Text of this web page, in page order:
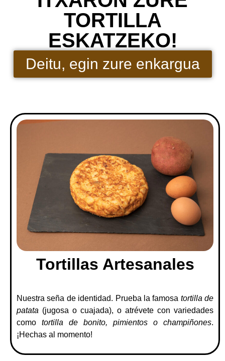
TORTILLA
ESKATZEKO!
Deitu, egin zure enkargua
Tortillas Artesanales
Nuestra seña de identidad. Prueba la famosa tortilla de
patata (jugosa o cuajada), o atrévete con variedades
como tortilla de bonito, pimientos o champiñones.
¡Hechas al momento!